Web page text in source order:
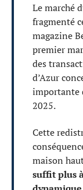
Le marché
fragmenté
magazine
premier
des
d’Azur
importante
2025.
Cette
maison
suffit plus